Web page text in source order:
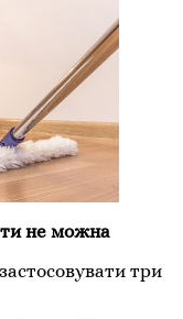
не можна
три